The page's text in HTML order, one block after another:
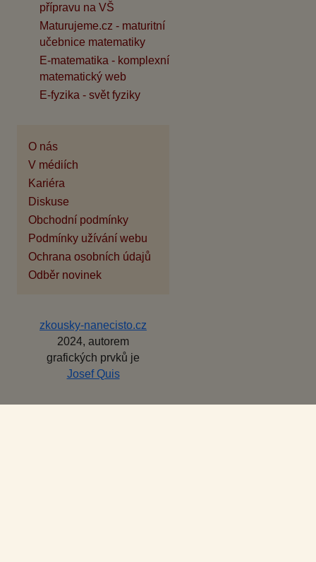
přípravu na VŠ
Maturujeme.cz - maturitní
učebnice matematiky
E-matematika - komplexní
matematický web
E-fyzika - svět fyziky
O nás
V médiích
Kariéra
Diskuse
Obchodní podmínky
Podmínky užívání webu
Ochrana osobních údajů
Odběr novinek
zkousky-nanecisto.cz
2024, autorem
grafických prvků je
Josef Quis